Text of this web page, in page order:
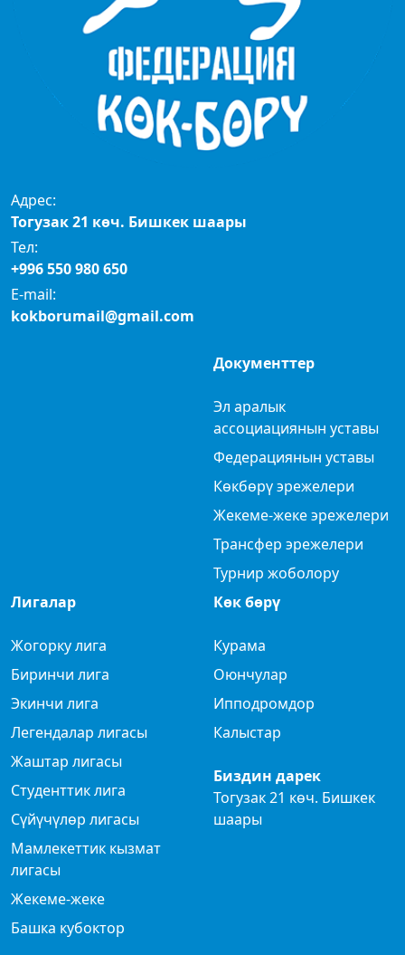
Адрес:
Тогузак 21 көч. Бишкек шаары
Тел:
+996 550 980 650
E-mail:
kokborumail@gmail.com
Документтер
Эл аралык
ассоциациянын уставы
Федерациянын уставы
Көкбөрү эрежелери
Жекеме-жеке эрежелери
Трансфер эрежелери
Турнир жоболору
Лигалар
Жогорку лига
Биринчи лига
Экинчи лига
Легендалар лигасы
Жаштар лигасы
Студенттик лига
Сүйүчүлөр лигасы
Мамлекеттик кызмат
лигасы
Жекеме-жеке
Башка кубоктор
Көк бөрү
Курама
Оюнчулар
Ипподромдор
Калыстар
Биздин дарек
Тогузак 21 көч. Бишкек
шаары